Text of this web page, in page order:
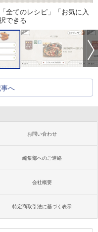
全てのレシピ」「お気に入
できる
へ
お問い合わせ
編集部へのご連絡
会社概要
特定商取引法に基づく表示